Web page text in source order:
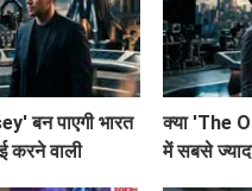
बन पाएगी भारत
करने वाली
क्या 'The
में सबसे